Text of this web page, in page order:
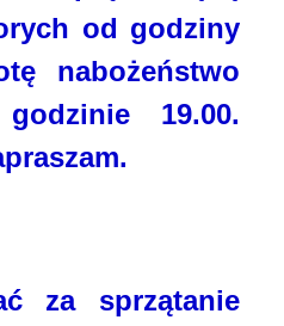
od godziny
nabożeństwo
19.00.
za sprzątanie